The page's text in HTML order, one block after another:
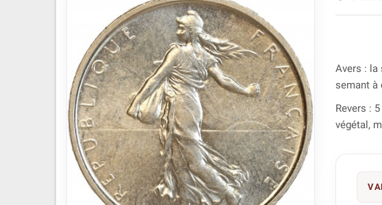
Avers : la
semant à
Revers :
végétal,